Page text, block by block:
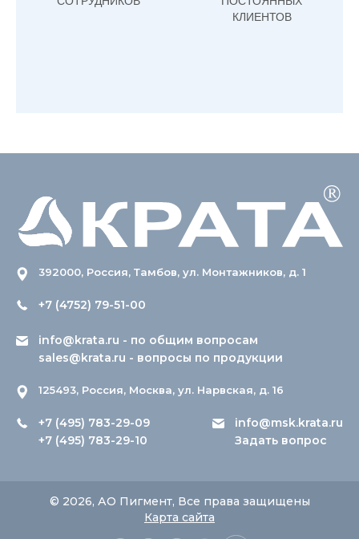
КЛИЕНТОВ
392000, Россия, Тамбов, ул. Монтажников, д. 1
+7 (4752) 79-51-00
info@krata.ru - по общим вопросам
sales@krata.ru - вопросы по продукции
125493, Россия, Москва, ул. Нарвская, д. 16
+7 (495) 783-29-09
+7 (495) 783-29-10
info@msk.krata.ru
Задать вопрос
© 2026, АО Пигмент, Все права защищены
Карта сайта